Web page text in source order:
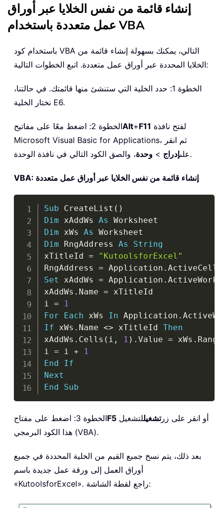
إنشاء قائمة من نفس الخلايا عبر أوراق
عمل متعددة باستخدام VBA
باستخدام كود VBA التالي، يمكنك بسهولة إنشاء قائمة من
الخلايا المحددة عبر أوراق عمل متعددة. اتبع الخطوات التالية:
الخطوة 1: حدد الخلية التي ستنشئ منها قائمتك. في حالتنا،
نختار الخلية E6.
الخطوة 2: اضغط معًا على مفاتيحAlt+F11
Microsoft Visual Basic for Applications، ثم انقر
علىإدراج > وحدة ، والصق الكود التالي في نافذة الوحدة.
VBA: إنشاء قائمة من نفس الخلايا عبر أوراق عمل متعددة
Sub CreateList ( )
Dim xAddWs As
Dim xWs As
Dim RngAddress As
String
xTitleId =
"KutoolsforExcel"
RngAddress = Application . ActiveCell
Set xAddWs = Application .
xAddWs . Name = xTitleId
i =
1
For
Each xWs In Application .
If xWs . Name <> xTitleId Then
xAddWs . Cells ( i , 1 ) . Value = xWs . Range
i = i +
1
End
If
Next
End
Sub
الخطوة 3: اضغط على مفتاحF5 أو انقر على زرتشغيللتشغيل
هذا الكود البرمجي (VBA).
بعد ذلك، يتم نسخ جميع القيم من الخلية المحددة في جميع
أوراق العمل إلى ورقة عمل جديدة باسم
«KutoolsforExcel». راجع لقطة الشاشة: